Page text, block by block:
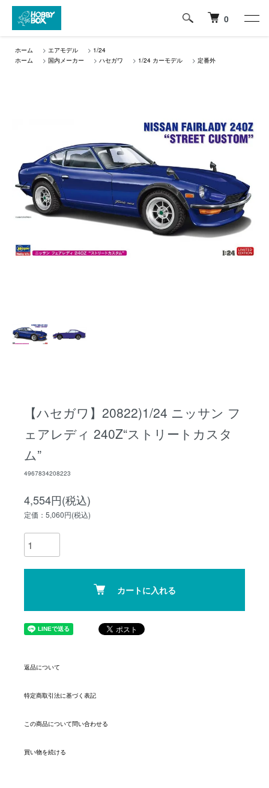
0
ホーム > エアモデル > 1/24
ホーム
> 国内メーカー > ハセガワ > 1/24 カーモデル > 定番外
【ハセガワ】20822)1/24 ニッサン フ
ェアレディ 240Z“ストリートカスタ
ム”
4967834208223
4,554円(税込)
定価：5,060円(税込)
カートに入れる
返品について
特定商取引法に基づく表記
この商品について問い合わせる
買い物を続ける